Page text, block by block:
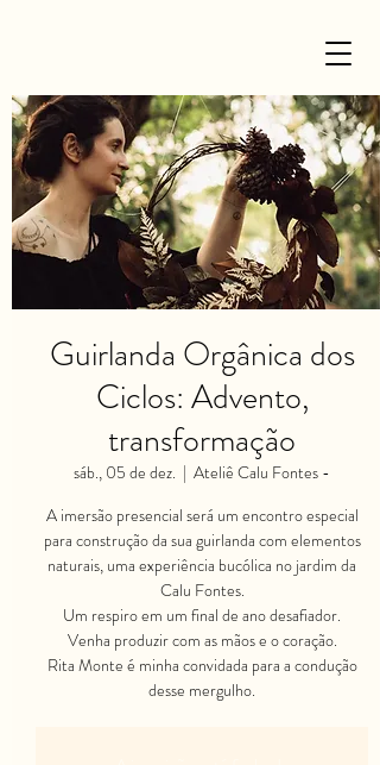
Guirlanda Orgânica dos
Ciclos: Advento,
transformação
sáb., 05 de dez.
  |
Ateliê Calu Fontes -
A imersão presencial será um encontro especial
para construção da sua guirlanda com elementos
naturais, uma experiência bucólica no jardim da
Calu Fontes.
Um respiro em um final de ano desafiador.
Venha produzir com as mãos e o coração.
Rita Monte é minha convidada para a condução
desse mergulho.